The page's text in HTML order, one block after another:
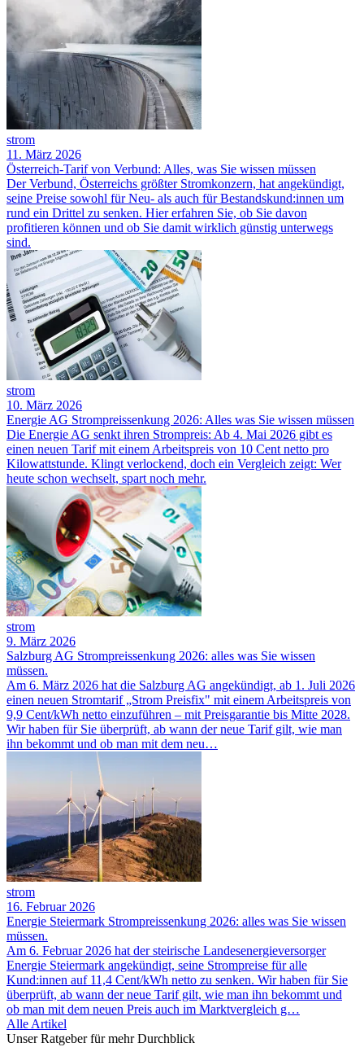
strom
11. März 2026
Österreich-Tarif von Verbund: Alles, was Sie wissen müssen
Der Verbund, Österreichs größter Stromkonzern, hat angekündigt,
seine Preise sowohl für Neu- als auch für Bestandskund:innen um
rund ein Drittel zu senken. Hier erfahren Sie, ob Sie davon
profitieren können und ob Sie damit wirklich günstig unterwegs
sind.
strom
10. März 2026
Energie AG Strompreissenkung 2026: Alles was Sie wissen müssen
Die Energie AG senkt ihren Strompreis: Ab 4. Mai 2026 gibt es
einen neuen Tarif mit einem Arbeitspreis von 10 Cent netto pro
Kilowattstunde. Klingt verlockend, doch ein Vergleich zeigt: Wer
heute schon wechselt, spart noch mehr.
strom
9. März 2026
Salzburg AG Strompreissenkung 2026: alles was Sie wissen
müssen.
Am 6. März 2026 hat die Salzburg AG angekündigt, ab 1. Juli 2026
einen neuen Stromtarif „Strom Preisfix" mit einem Arbeitspreis von
9,9 Cent/kWh netto einzuführen – mit Preisgarantie bis Mitte 2028.
Wir haben für Sie überprüft, ab wann der neue Tarif gilt, wie man
ihn bekommt und ob man mit dem neu…
strom
16. Februar 2026
Energie Steiermark Strompreissenkung 2026: alles was Sie wissen
müssen.
Am 6. Februar 2026 hat der steirische Landesenergieversorger
Energie Steiermark angekündigt, seine Strompreise für alle
Kund:innen auf 11,4 Cent/kWh netto zu senken. Wir haben für Sie
überprüft, ab wann der neue Tarif gilt, wie man ihn bekommt und
ob man mit dem neuen Preis auch im Marktvergleich g…
Alle Artikel
Unser Ratgeber für mehr Durchblick